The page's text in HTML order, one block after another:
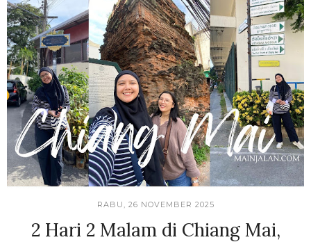
RABU, 26 NOVEMBER 2025
2 Hari 2 Malam di Chiang Mai,